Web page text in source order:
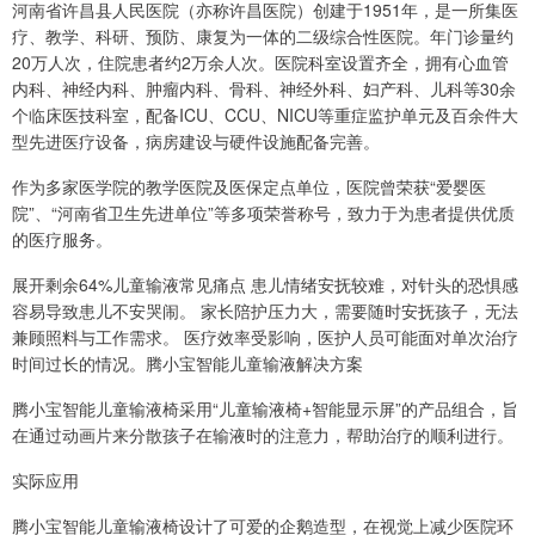
河南省许昌县人民医院（亦称许昌医院）创建于1951年，是一所集医
疗、教学、科研、预防、康复为一体的二级综合性医院。年门诊量约
20万人次，住院患者约2万余人次。医院科室设置齐全，拥有心血管
内科、神经内科、肿瘤内科、骨科、神经外科、妇产科、儿科等30余
个临床医技科室，配备ICU、CCU、NICU等重症监护单元及百余件大
型先进医疗设备，病房建设与硬件设施配备完善。
作为多家医学院的教学医院及医保定点单位，医院曾荣获“爱婴医
院”、“河南省卫生先进单位”等多项荣誉称号，致力于为患者提供优质
的医疗服务。
展开剩余64%儿童输液常见痛点 患儿情绪安抚较难，对针头的恐惧感
容易导致患儿不安哭闹。 家长陪护压力大，需要随时安抚孩子，无法
兼顾照料与工作需求。 医疗效率受影响，医护人员可能面对单次治疗
时间过长的情况。腾小宝智能儿童输液解决方案
腾小宝智能儿童输液椅采用“儿童输液椅+智能显示屏”的产品组合，旨
在通过动画片来分散孩子在输液时的注意力，帮助治疗的顺利进行。
实际应用
腾小宝智能儿童输液椅设计了可爱的企鹅造型，在视觉上减少医院环